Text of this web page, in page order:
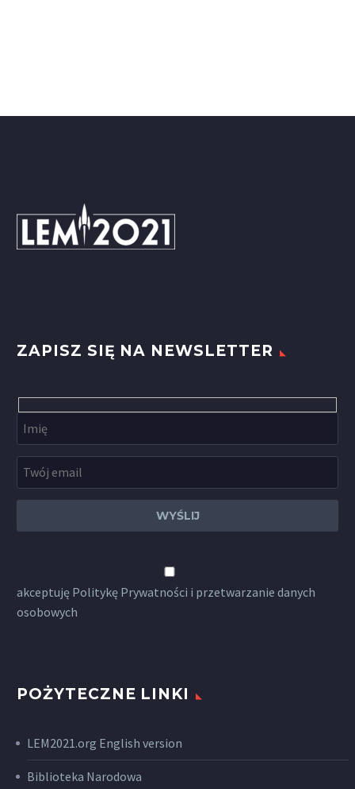
ZAPISZ SIĘ NA NEWSLETTER
akceptuję Politykę Prywatności i przetwarzanie danych
osobowych
POŻYTECZNE LINKI
LEM2021.org English version
Biblioteka Narodowa